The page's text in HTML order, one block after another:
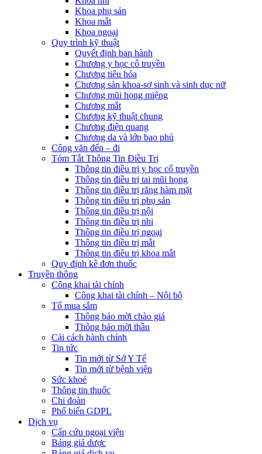
Khoa phụ sản
Khoa mắt
Khoa ngoại
Quy trình kỹ thuật
Quyết định ban hành
Chương y học cổ truyền
Chương tiêu hóa
Chương sản khoa-sơ sinh và sinh dục nữ
Chương mũi họng miệng
Chương mắt
Chương kỹ thuật chung
Chương điện quang
Chương da và lớp bao phủ
Công văn đến – đi
Tóm Tắt Thông Tin Điều Trị
Thông tin điều trị y học cổ truyền
Thông tin điều trị tai mũi họng
Thông tin điều trị răng hàm mặt
Thông tin điều trị phụ sản
Thông tin điều trị nội
Thông tin điều trị nhi
Thông tin điều trị ngoại
Thông tin điều trị mắt
Thông tin điều trị khoa mắt
Quy định kê đơn thuốc
Truyền thông
Công khai tài chính
Công khai tài chính – Nội bộ
Tổ mua sắm
Thông báo mời chào giá
Thông báo mời thầu
Cải cách hành chính
Tin tức
Tin mới từ Sở Y Tế
Tin mới từ bệnh viện
Sức khoẻ
Thông tin thuốc
Chi đoàn
Phổ biến GDPL
Dịch vụ
Cấp cứu ngoại viện
Bảng giá dược